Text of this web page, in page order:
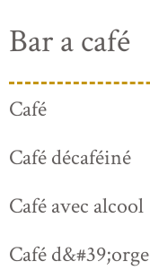
Bar a café
Café
Café décaféiné
Café avec alcool
Café d&#39;orge